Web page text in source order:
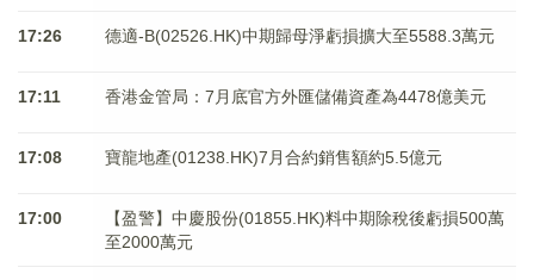
17:26 德適-B(02526.HK)中期歸母淨虧損擴大至5588.3萬元
17:11 香港金管局：7月底官方外匯儲備資產為4478億美元
17:08 寶龍地產(01238.HK)7月合約銷售額約5.5億元
17:00
【盈警】中慶股份(01855.HK)料中期除稅後虧損500萬
至2000萬元